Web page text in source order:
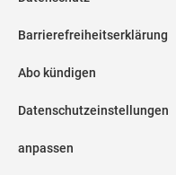
Barrierefreiheitserklärung
Abo kündigen
Datenschutzeinstellungen
anpassen